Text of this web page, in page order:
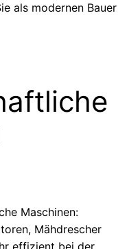
als modernen Bauer
Maschinen:
Mähdrescher